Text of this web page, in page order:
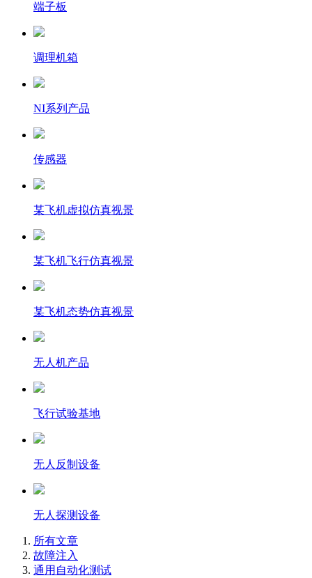
端子板
调理机箱
NI系列产品
传感器
某飞机虚拟仿真视景
某飞机飞行仿真视景
某飞机态势仿真视景
无人机产品
飞行试验基地
无人反制设备
无人探测设备
所有文章
故障注入
通用自动化测试